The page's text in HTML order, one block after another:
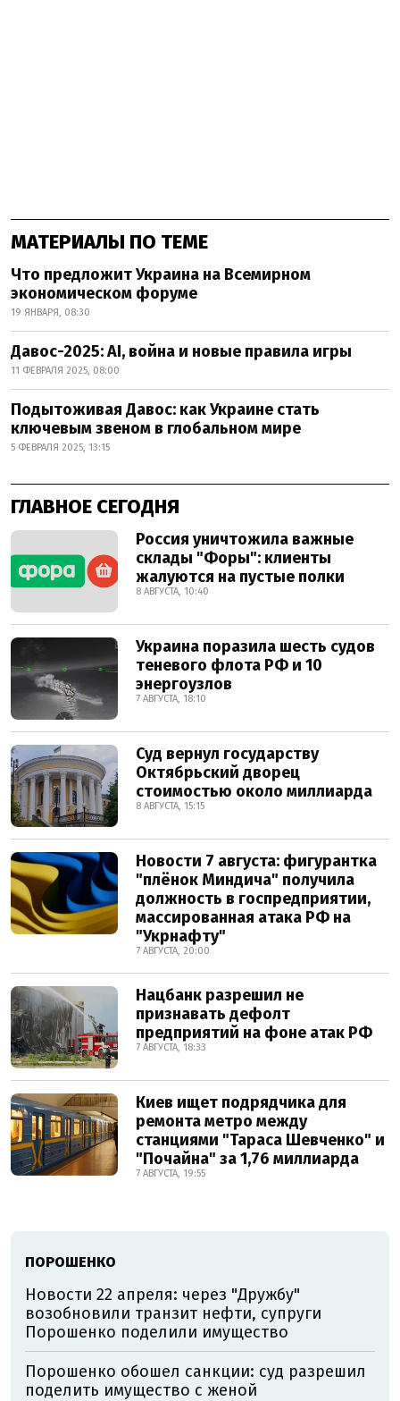
МАТЕРИАЛЫ ПО ТЕМЕ
Что предложит Украина на Всемирном
экономическом форуме
19 ЯНВАРЯ, 08:30
Давос-2025: AI, война и новые правила игры
11 ФЕВРАЛЯ 2025, 08:00
Подытоживая Давос: как Украине стать
ключевым звеном в глобальном мире
5 ФЕВРАЛЯ 2025, 13:15
ГЛАВНОЕ СЕГОДНЯ
Россия уничтожила важные
склады "Форы": клиенты
жалуются на пустые полки
8 АВГУСТА, 10:40
Украина поразила шесть судов
теневого флота РФ и 10
энергоузлов
7 АВГУСТА, 18:10
Суд вернул государству
Октябрьский дворец
стоимостью около миллиарда
8 АВГУСТА, 15:15
Новости 7 августа: фигурантка
"плёнок Миндича" получила
должность в госпредприятии,
массированная атака РФ на
"Укрнафту"
7 АВГУСТА, 20:00
Нацбанк разрешил не
признавать дефолт
предприятий на фоне атак РФ
7 АВГУСТА, 18:33
Киев ищет подрядчика для
ремонта метро между
станциями "Тараса Шевченко" и
"Почайна" за 1,76 миллиарда
7 АВГУСТА, 19:55
ПОРОШЕНКО
Новости 22 апреля: через "Дружбу"
возобновили транзит нефти, супруги
Порошенко поделили имущество
Порошенко обошел санкции: суд разрешил
поделить имущество с женой